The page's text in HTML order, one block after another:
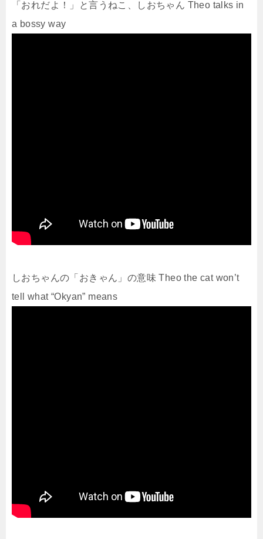
「おれだよ！」と言うねこ、しおちゃん Theo talks in
a bossy way
しおちゃんの「おきゃん」の意味 Theo the cat won’t
tell what “Okyan” means